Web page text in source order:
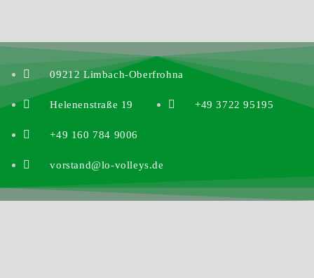
09212 Limbach-Oberfrohna
Helenenstraße 19 +49 3722 95195
+49 160 784 9006
vorstand@lo-volleys.de